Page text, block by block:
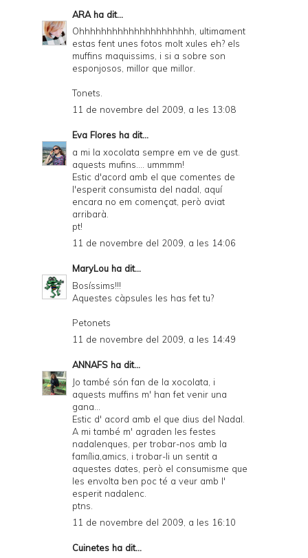
ARAha dit...
Ohhhhhhhhhhhhhhhhhhhhh, ultimament
estas fent unes fotos molt xules eh? els
muffins maquissims, i si a sobre son
esponjosos, millor que millor.
Tonets.
11 de novembre del 2009, a les 13:08
Eva Flores ha dit...
a mi la xocolata sempre em ve de gust.
aquests mufins.... ummmm!
Estic d'acord amb el que comentes de
l'esperit consumista del nadal, aquí
encara no em començat, però aviat
arribarà.
pt!
11 de novembre del 2009, a les 14:06
MaryLou ha dit...
Bosíssims!!!
Aquestes càpsules les has fet tu?
Petonets
11 de novembre del 2009, a les 14:49
ANNAFS ha dit...
Jo també són fan de la xocolata, i
aquests muffins m' han fet venir una
gana...
Estic d' acord amb el que dius del Nadal.
A mi també m' agraden les festes
nadalenques, per trobar-nos amb la
família,amics, i trobar-li un sentit a
aquestes dates, però el consumisme que
les envolta ben poc té a veur amb l'
esperit nadalenc.
ptns.
11 de novembre del 2009, a les 16:10
Cuinetes ha dit...